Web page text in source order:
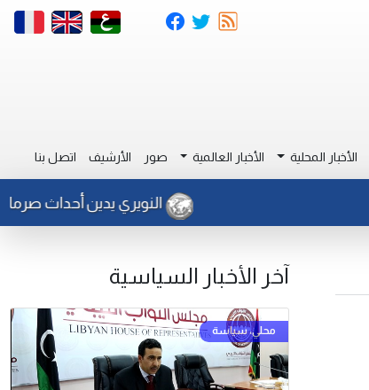
الأخبار المحلية الأخبار العالمية صور الأرشيف اتصل بنا
النويري يدين أحداث صرمان
آخر الأخبار السياسية